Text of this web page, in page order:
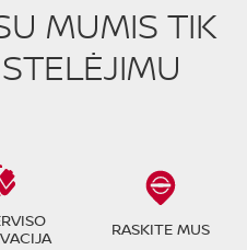
MUMIS TIK
RASKITE MUS